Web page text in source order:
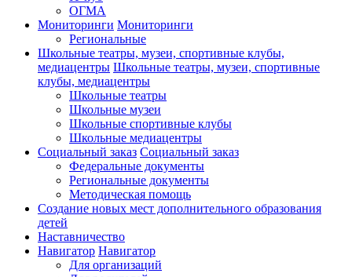
ОГМА
Мониторинги Мониторинги
Региональные
Школьные театры, музеи, спортивные клубы,
медиацентры Школьные театры, музеи, спортивные
клубы, медиацентры
Школьные театры
Школьные музеи
Школьные спортивные клубы
Школьные медиацентры
Социальный заказ Социальный заказ
Федеральные документы
Региональные документы
Методическая помощь
Создание новых мест дополнительного образования
детей
Наставничество
Навигатор Навигатор
Для организаций